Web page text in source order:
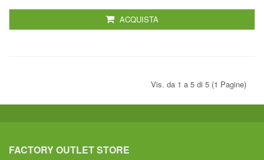
ACQUISTA
Vis. da 1 a 5 di 5 (1 Pagine)
FACTORY OUTLET STORE